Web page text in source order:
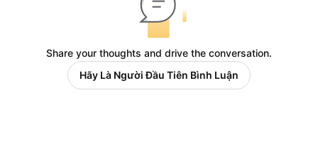
Share your thoughts and drive the conversation.
Hãy Là Người Đầu Tiên Bình Luận